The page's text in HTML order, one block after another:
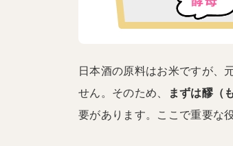
日本酒の原料はお米ですが、
せん。そのため、
まずは醪（
要があります。ここで重要な